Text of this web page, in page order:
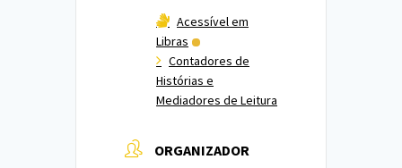
Acessível em
Libras
Contadores de
Histórias e
Mediadores de Leitura
ORGANIZADOR